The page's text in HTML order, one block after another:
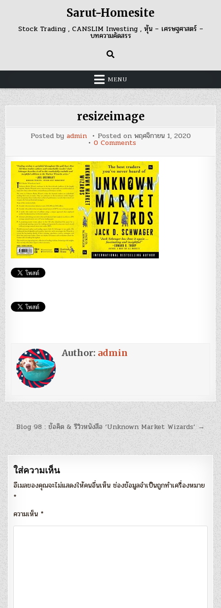
content
Sarut-Homesite
Stock Trading , CANSLIM Investing , หุ้น – เศรษฐศาสตร์ –
บทความคัดสรร
MENU
resizeimage
Posted by admin Posted on พฤศจิกายน 1, 2020
0 Commentson
Author: admin
แนะแนว
เรื่อง
Blog 98 : ข้อคิด & รีวิวหนังสือ ‘Unknown Market Wizards’ →
ใส่ความเห็น
อีเมลของคุณจะไม่แสดงให้คนอื่นเห็น ช่องข้อมูลจำเป็นถูกทำเครื่องหมาย
*
ความเห็น *